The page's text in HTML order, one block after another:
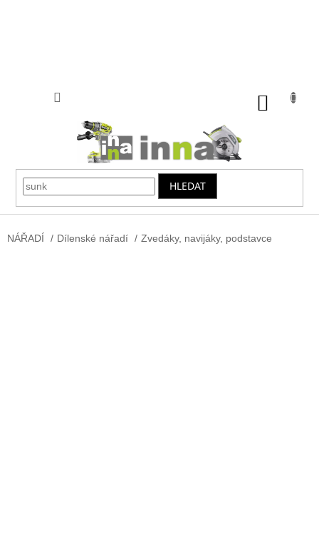
HLEDAT
NÁŘADÍ / Dílenské nářadí / Zvedáky, navijáky, podstavce